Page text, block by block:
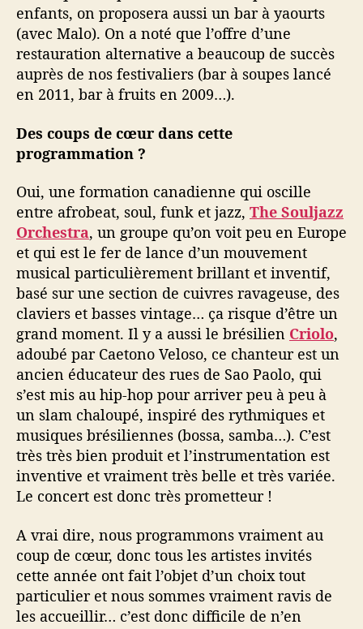
enfants, on proposera aussi un bar à yaourts
(avec Malo). On a noté que l’offre d’une
restauration alternative a beaucoup de succès
auprès de nos festivaliers (bar à soupes lancé
en 2011, bar à fruits en 2009…).
Des coups de cœur dans cette
programmation ?
Oui, une formation canadienne qui oscille
entre afrobeat, soul, funk et jazz, The Souljazz
Orchestra, un groupe qu’on voit peu en Europe
et qui est le fer de lance d’un mouvement
musical particulièrement brillant et inventif,
basé sur une section de cuivres ravageuse, des
claviers et basses vintage… ça risque d’être un
grand moment. Il y a aussi le brésilien Criolo,
adoubé par Caetono Veloso, ce chanteur est un
ancien éducateur des rues de Sao Paolo, qui
s’est mis au hip-hop pour arriver peu à peu à
un slam chaloupé, inspiré des rythmiques et
musiques brésiliennes (bossa, samba…). C’est
très très bien produit et l’instrumentation est
inventive et vraiment très belle et très variée.
Le concert est donc très prometteur !
A vrai dire, nous programmons vraiment au
coup de cœur, donc tous les artistes invités
cette année ont fait l’objet d’un choix tout
particulier et nous sommes vraiment ravis de
les accueillir… c’est donc difficile de n’en